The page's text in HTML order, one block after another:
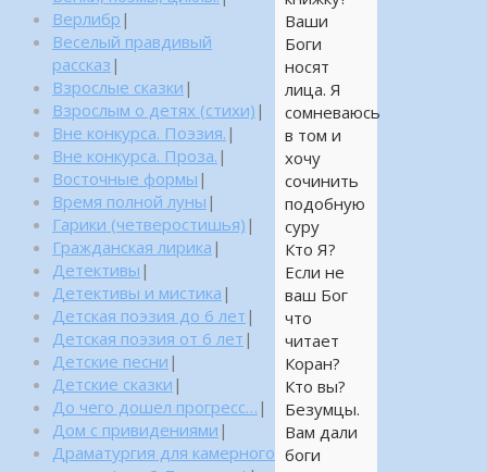
Ваши
Боги
носят
лица. Я
сомневаюсь
в том и
хочу
сочинить
подобную
суру
Кто Я?
Если не
ваш Бог
что
читает
Коран?
Кто вы?
Безумцы.
Вам дали
боги
Верлибр |
Веселый правдивый
рассказ |
Взрослые сказки |
Взрослым о детях (стихи) |
Вне конкурса. Поэзия. |
Вне конкурса. Проза. |
Восточные формы |
Время полной луны |
Гарики (четверостишья) |
Гражданская лирика |
Детективы |
Детективы и мистика |
Детская поэзия до 6 лет |
Детская поэзия от 6 лет |
Детские песни |
Детские сказки |
До чего дошел прогресс… |
Дом с привидениями |
Драматургия для камерного